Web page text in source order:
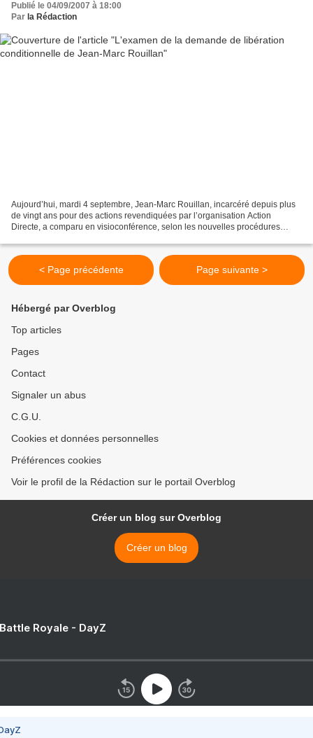
Publié le 04/09/2007 à 18:00
Par la Rédaction
Aujourd’hui, mardi 4 septembre, Jean-Marc Rouillan, incarcéré depuis plus
de vingt ans pour des actions revendiquées par l’organisation Action
Directe, a comparu en visioconférence, selon les nouvelles procédures
< Page précédente Page suivante >
Hébergé par Overblog
Top articles
Pages
Contact
Signaler un abus
C.G.U.
Cookies et données personnelles
Préférences cookies
Voir le profil de la Rédaction sur le portail Overblog
Créer un blog sur Overblog
Créer un blog
Royale - DayZ